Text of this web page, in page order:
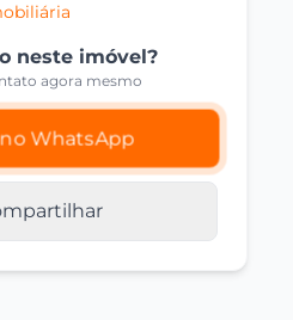
neste imóvel?
agora mesmo
no WhatsApp